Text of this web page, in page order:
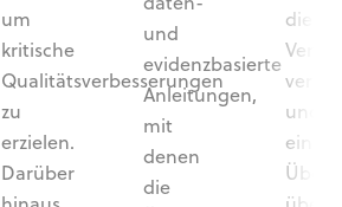
um
kritische
Qualitätsverbesserungen
zu
erzielen.
Darüber
und
evidenzbasierte
Anleitungen,
mit
denen
die
die
und
einen